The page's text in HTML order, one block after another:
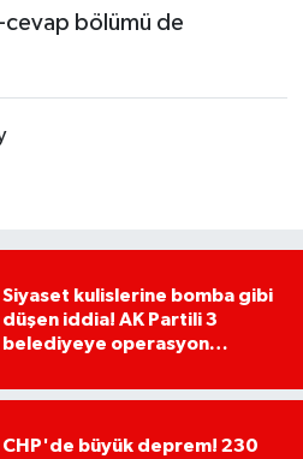
cevap bölümü de
Siyaset kulislerine bomba gibi
düşen iddia! AK Partili 3
belediyeye operasyon
CHP'de büyük deprem! 230